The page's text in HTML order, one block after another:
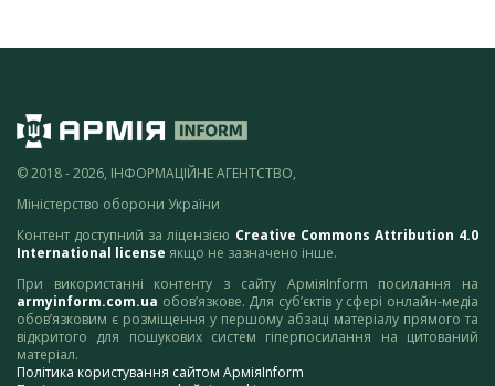
© 2018 - 2026, ІНФОРМАЦІЙНЕ АГЕНТСТВО,
Міністерство оборони України
Контент доступний за ліцензією Creative Commons Attribution 4.0
International license якщо не зазначено інше.
При використанні контенту з сайту АрміяInform посилання на
armyinform.com.ua обов’язкове. Для суб’єктів у сфері онлайн-медіа
обов’язковим є розміщення у першому абзаці матеріалу прямого та
відкритого для пошукових систем гіперпосилання на цитований
матеріал.
Політика користування сайтом АрміяInform